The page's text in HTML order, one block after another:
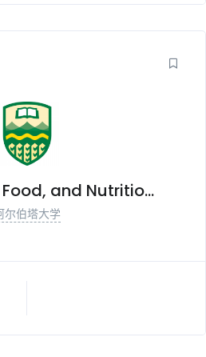
and Nutritio...
尔伯塔大学